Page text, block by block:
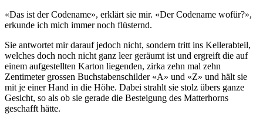
«Das ist der Codename», erklärt sie mir. «Der Codename wofür?»,
erkunde ich mich immer noch flüsternd.
Sie antwortet mir darauf jedoch nicht, sondern tritt ins Kellerabteil,
welches doch noch nicht ganz leer geräumt ist und ergreift die auf
einem aufgestellten Karton liegenden, zirka zehn mal zehn
Zentimeter grossen Buchstabenschilder «A» und «Z» und hält sie
mit je einer Hand in die Höhe. Dabei strahlt sie stolz übers ganze
Gesicht, so als ob sie gerade die Besteigung des Matterhorns
geschafft hätte.